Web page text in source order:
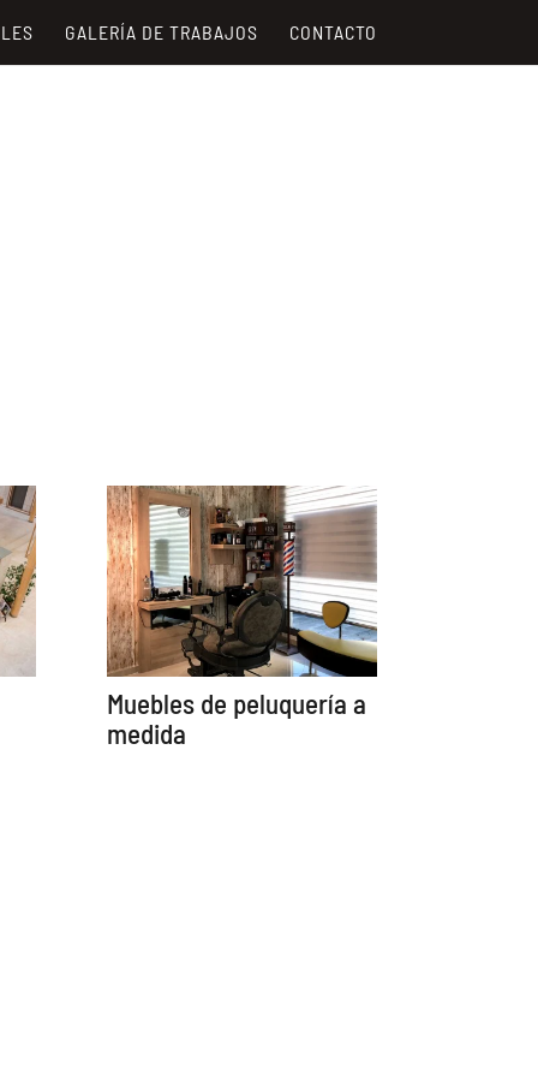
GALERÍA DE TRABAJOS CONTACTO
Muebles de peluquería a
medida